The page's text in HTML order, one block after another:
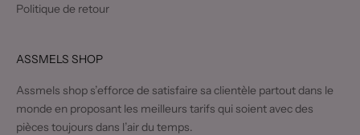
Politique de retour
ASSMELS SHOP
Assmels shop s’efforce de satisfaire sa clientèle partout dans le
monde en proposant les meilleurs tarifs qui soient avec des
pièces toujours dans l’air du temps.